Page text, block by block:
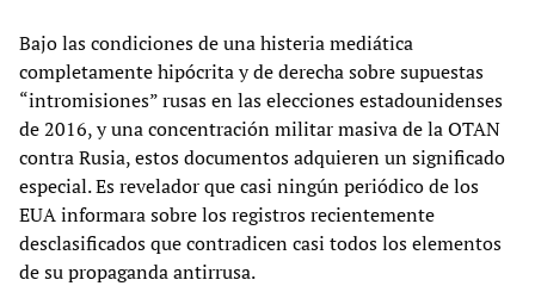
Bajo las condiciones de una histeria mediática
completamente hipócrita y de derecha sobre supuestas
“intromisiones” rusas en las elecciones estadounidenses
de 2016, y una concentración militar masiva de la OTAN
contra Rusia, estos documentos adquieren un significado
especial. Es revelador que casi ningún periódico de los
EUA informara sobre los registros recientemente
desclasificados que contradicen casi todos los elementos
de su propaganda antirrusa.